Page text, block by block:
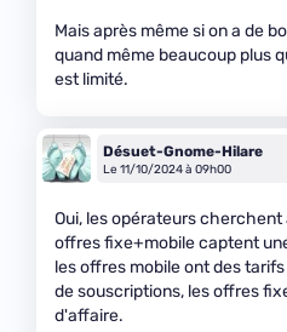
Mais après même si on a de
quand même beaucoup plus
est limité.
Désuet-Gnome-Hilare
Le 11/10/2024 à 09h00
Oui, les opérateurs
offres fixe+mobile captent
les offres mobile ont des
de souscriptions, les offres
d'affaire.